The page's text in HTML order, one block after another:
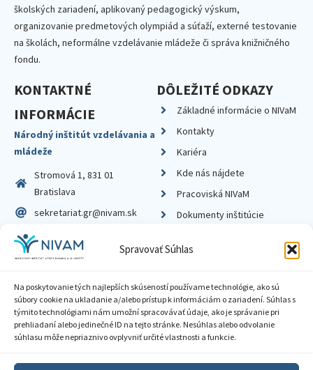
Spravovať Súhlas
Na poskytovanie tých najlepších skúseností používame technológie, ako sú
súbory cookie na ukladanie a/alebo prístup k informáciám o zariadení. Súhlas s
týmito technológiami nám umožní spracovávať údaje, ako je správanie pri
prehliadaní alebo jedinečné ID na tejto stránke. Nesúhlas alebo odvolanie
súhlasu môže nepriaznivo ovplyvniť určité vlastnosti a funkcie.
školských zariadení, aplikovaný pedagogický výskum,
organizovanie predmetových olympiád a súťaží, externé testovanie
na školách, neformálne vzdelávanie mládeže či správa knižničného
fondu.
KONTAKTNÉ
INFORMÁCIE
Národný inštitút vzdelávania a
mládeže
Stromová 1, 831 01
Bratislava
sekretariat.gr@nivam.sk
IČO: 00164348
DIČ: 2020798714
DÔLEŽITÉ ODKAZY
Základné informácie o NIVaM
Kontakty
Kariéra
Kde nás nájdete
Pracoviská NIVaM
Dokumenty inštitúcie
Zásady ochrany súkromia